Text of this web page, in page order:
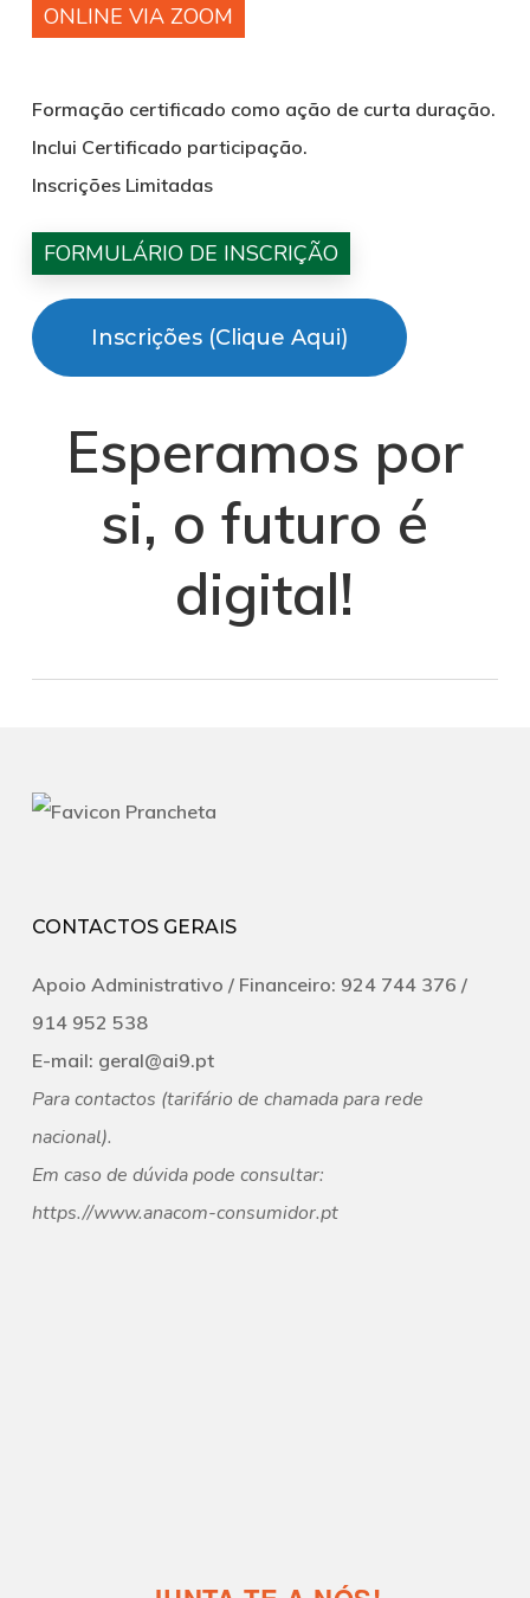
ONLINE VIA ZOOM
Formação certificado como ação de curta duração.
Inclui Certificado participação.
Inscrições Limitadas
FORMULÁRIO DE INSCRIÇÃO
Inscrições (clique Aqui)
Esperamos por
si, o futuro é
digital!
CONTACTOS GERAIS
Apoio Administrativo /Financeiro: 924 744 376 /
‭914 952 538‬
E-mail: geral@ai9.pt
Para contactos (tarifário de chamada para rede
nacional).
Em caso de dúvida pode consultar:
https.//www.anacom-consumidor.pt